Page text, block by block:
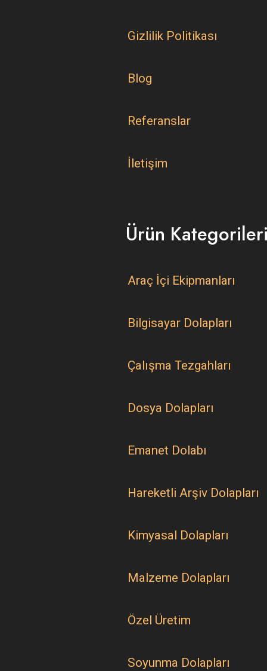
Gizlilik Politikası
Blog
Referanslar
İletişim
Ürün
Araç İçi Ekipmanları
Bilgisayar Dolapları
Çalışma Tezgahları
Dosya Dolapları
Emanet Dolabı
Hareketli Arşiv Dolapları
Kimyasal Dolapları
Malzeme Dolapları
Özel Üretim
Soyunma Dolapları